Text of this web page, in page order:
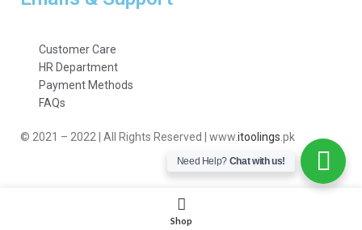
Customer Care
HR Department
Payment Methods
FAQs
© 2021 – 2022 | All Rights Reserved | www.itoolings .pk
Need Help? Chat with us!
Shop